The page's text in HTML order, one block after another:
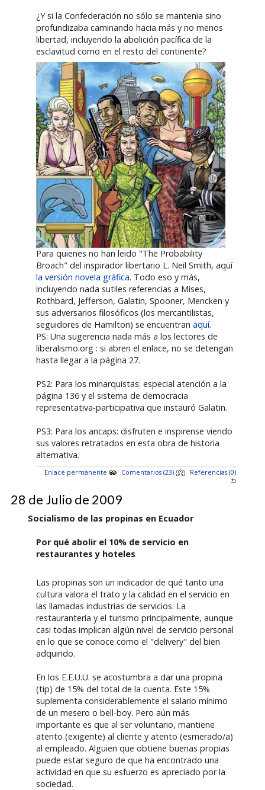
¿Y si la Confederación no sólo se mantenia sino
profundizaba caminando hacia más y no menos
libertad, incluyendo la abolición pacífica de la
esclavitud como en el resto del continente?
Para quienes no han leido "The Probability
Broach" del inspirador libertario L. Neil Smith, aquí
la versión novela gráfica. Todo eso y más,
incluyendo nada sutiles referencias a Mises,
Rothbard, Jefferson, Galatin, Spooner, Mencken y
sus adversarios filosóficos (los mercantilistas,
seguidores de Hamilton) se encuentranaquí.
PS: Una sugerencia nada más a los lectores de
liberalismo.org : si abren el enlace, no se detengan
hasta llegar a la página 27.
PS2: Para los minarquistas: especial atención a la
página 136 y el sistema de democracia
representativa-participativa que instauró Galatin.
PS3: Para los ancaps: disfruten e inspirense viendo
sus valores retratados en esta obra de historia
alternativa.
Enlace permanente Comentarios (23) Referencias (0)
28 de Julio de 2009
Socialismo de las propinas en Ecuador
Por qué abolir el 10% de servicio en
restaurantes y hoteles
Las propinas son un indicador de qué tanto una
cultura valora el trato y la calidad en el servicio en
las llamadas industrias de servicios. La
restaurantería y el turismo principalmente, aunque
casi todas implican algún nivel de servicio personal
en lo que se conoce como el "delivery" del bien
adquirido.
En los E.E.U.U. se acostumbra a dar una propina
(tip) de 15% del total de la cuenta. Este 15%
suplementa considerablemente el salario mínimo
de un mesero o bell-boy. Pero aún más
importante es que al ser voluntario, mantiene
atento (exigente) al cliente y atento (esmerado/a)
al empleado. Alguien que obtiene buenas propias
puede estar seguro de que ha encontrado una
actividad en que su esfuerzo es apreciado por la
sociedad.